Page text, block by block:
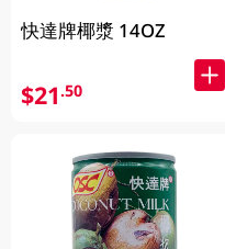
快達牌椰漿 14OZ
$21.50